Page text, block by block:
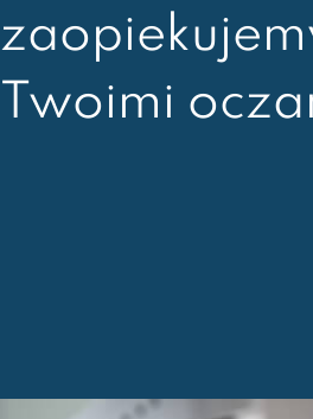
Twoimi